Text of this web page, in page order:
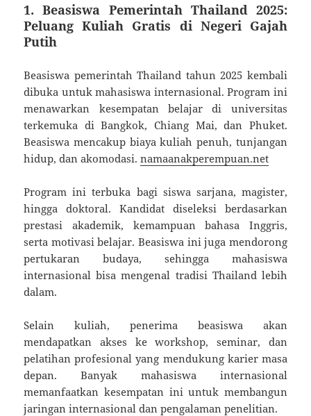
1. Beasiswa Pemerintah Thailand 2025:
Peluang Kuliah Gratis di Negeri Gajah
Putih
Beasiswa pemerintah Thailand tahun 2025 kembali
dibuka untuk mahasiswa internasional. Program ini
menawarkan kesempatan belajar di universitas
terkemuka di Bangkok, Chiang Mai, dan Phuket.
Beasiswa mencakup biaya kuliah penuh, tunjangan
hidup, dan akomodasi.namaanakperempuan.net
Program ini terbuka bagi siswa sarjana, magister,
hingga doktoral. Kandidat diseleksi berdasarkan
prestasi akademik, kemampuan bahasa Inggris,
serta motivasi belajar. Beasiswa ini juga mendorong
pertukaran budaya, sehingga mahasiswa
internasional bisa mengenal tradisi Thailand lebih
dalam.
Selain kuliah, penerima beasiswa akan
mendapatkan akses ke workshop, seminar, dan
pelatihan profesional yang mendukung karier masa
depan. Banyak mahasiswa internasional
memanfaatkan kesempatan ini untuk membangun
jaringan internasional dan pengalaman penelitian.